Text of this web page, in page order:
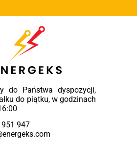
do Państwa dyspozycji,
do piątku, w godzinach
947